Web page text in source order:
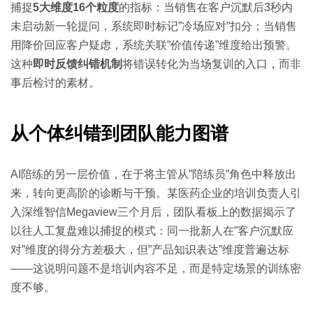
捕捉5大维度16个粒度的指标：当销售在客户沉默后3秒内
未启动新一轮提问，系统即时标记”冷场应对”扣分；当销售
用降价回应客户疑虑，系统关联”价值传递”维度给出预警。
这种 即时反馈纠错机制将错误转化为当场复训的入口，而非
事后检讨的素材。
从个体纠错到团队能力图谱
AI陪练的另一层价值，在于将主管从”陪练员”角色中释放出
来，转向更高阶的诊断与干预。某医药企业的培训负责人引
入深维智信Megaview三个月后，团队看板上的数据揭示了
以往人工复盘难以捕捉的模式：同一批新人在”客户沉默应
对”维度的得分方差极大，但”产品知识表达”维度普遍达标
——这说明问题不是培训内容不足，而是特定场景的训练密
度不够。